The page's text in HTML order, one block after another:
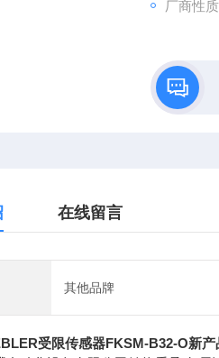
厂商性
在线留言
其他品牌
受限传感器FKSM-B32-O新产